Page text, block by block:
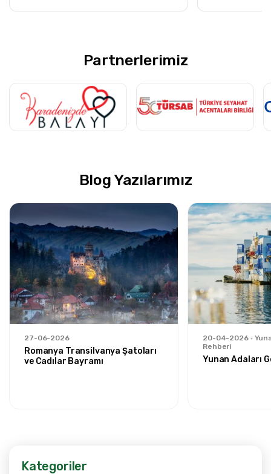
Partnerlerimiz
Blog Yazılarımız
27-06-2026
Romanya Transilvanya Şatoları
ve Cadılar Bayramı
20-04-2026
Rehberi
Yunan Adaları
Kategoriler